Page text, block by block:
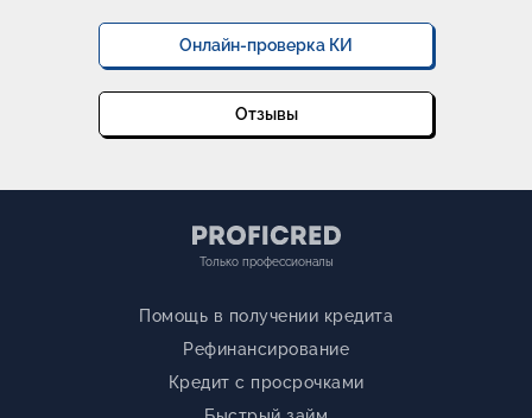
Онлайн-проверка КИ
Отзывы
Только профессионалы
Помощь в получении кредита
Рефинансирование
Кредит с просрочками